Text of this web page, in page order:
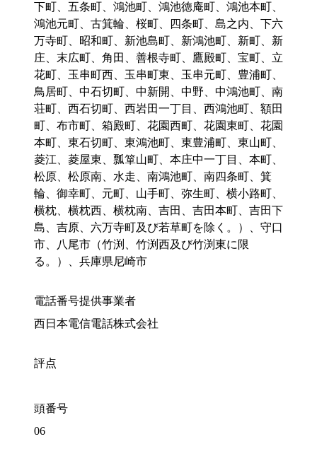
下町、五条町、鴻池町、鴻池徳庵町、鴻池本町、
鴻池元町、古箕輪、桜町、四条町、島之内、下六
万寺町、昭和町、新池島町、新鴻池町、新町、新
庄、末広町、角田、善根寺町、鷹殿町、宝町、立
花町、玉串町西、玉串町東、玉串元町、豊浦町、
鳥居町、中石切町、中新開、中野、中鴻池町、南
荘町、西石切町、西岩田一丁目、西鴻池町、額田
町、布市町、箱殿町、花園西町、花園東町、花園
本町、東石切町、東鴻池町、東豊浦町、東山町、
菱江、菱屋東、瓢箪山町、本庄中一丁目、本町、
松原、松原南、水走、南鴻池町、南四条町、箕
輪、御幸町、元町、山手町、弥生町、横小路町、
横枕、横枕西、横枕南、吉田、吉田本町、吉田下
島、吉原、六万寺町及び若草町を除く。）、守口
市、八尾市（竹渕、竹渕西及び竹渕東に限
る。）、兵庫県尼崎市
電話番号提供事業者
西日本電信電話株式会社
評点
頭番号
06